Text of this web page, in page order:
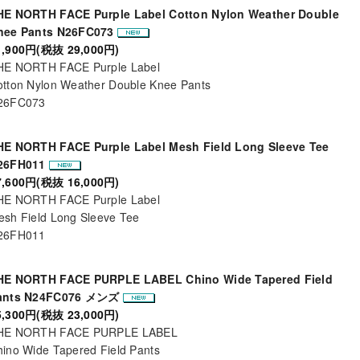
NORTH FACE Purple Label Cotton Nylon Weather Double
Pants N26FC073
円(税抜 29,000円)
NORTH FACE Purple Label
Nylon Weather Double Knee Pants
NORTH FACE Purple Label Mesh Field Long Sleeve Tee
円(税抜 16,000円)
NORTH FACE Purple Label
Field Long Sleeve Tee
NORTH FACE PURPLE LABEL Chino Wide Tapered Field
N24FC076 メンズ
円(税抜 23,000円)
NORTH FACE PURPLE LABEL
Wide Tapered Field Pants